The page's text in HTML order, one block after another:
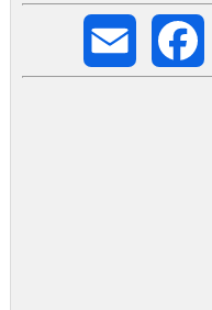
Email